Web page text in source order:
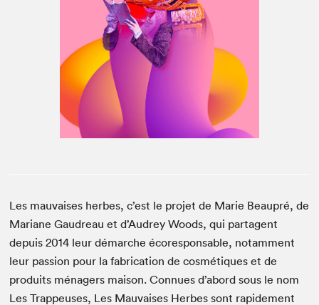
Espace médias
Les mauvaises herbes, c’est le projet de Marie Beaupré, de
Mariane Gaudreau et d’Audrey Woods, qui partagent
depuis 2014 leur démarche écoresponsable, notamment
leur passion pour la fabrication de cosmétiques et de
produits ménagers maison. Connues d’abord sous le nom
Les Trappeuses, Les Mauvaises Herbes sont rapidement